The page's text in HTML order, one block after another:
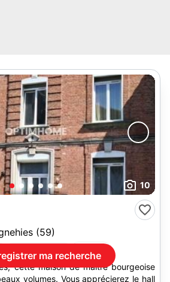
10
(59)
Terrain 1 076 m
cette maison de maître bourgeoise
volumes. Vous apprécierez le hall
ma recherche